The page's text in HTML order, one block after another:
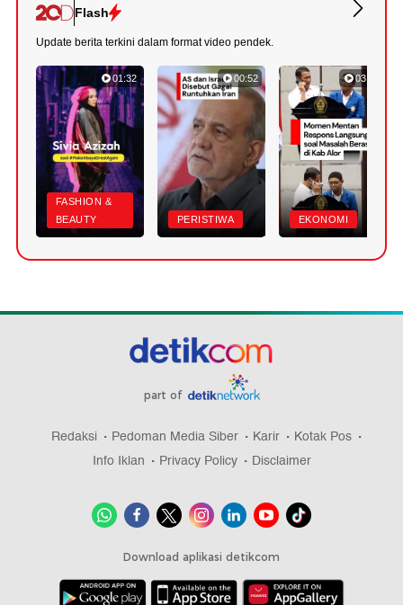
Flash
Update berita terkini dalam format video pendek.
01:32
FASHION &
BEAUTY
00:52
PERISTIWA
03:22
EKONOMI
part of
Redaksi Pedoman Media Siber Karir
Kotak Pos
Info Iklan
Privacy Policy Disclaimer
Download aplikasi detikcom